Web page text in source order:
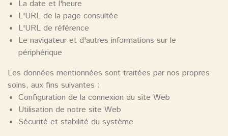
La date et l'heure
L'URL de la page consultée
L'URL de référence
Le navigateur et d'autres informations sur le
périphérique
Les données mentionnées sont traitées par nos propres
soins, aux fins suivantes :
Configuration de la connexion du site Web
Utilisation de notre site Web
Sécurité et stabilité du système